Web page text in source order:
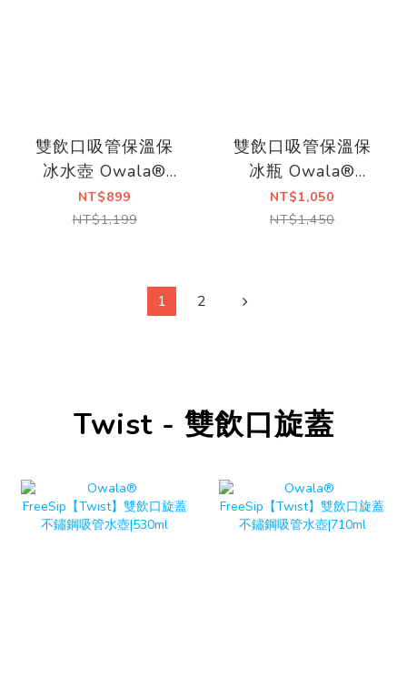
雙飲口吸管保溫保
冰水壺 Owala®
FreeSip |不鏽鋼
710ml
NT$899
NT$1,199
雙飲口吸管保溫保
冰瓶 Owala®
FreeSip |不鏽鋼
945ml
NT$1,050
NT$1,450
1 2
Twist - 雙飲口旋蓋